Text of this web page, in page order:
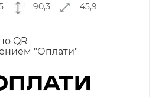
90,3 45,9
QR
"Оплати"